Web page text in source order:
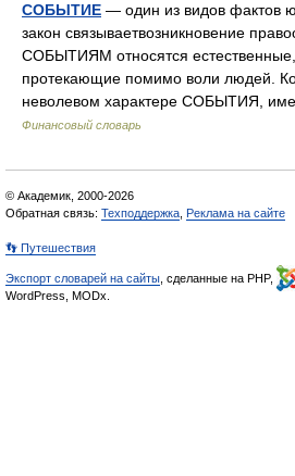
СОБЫТИЕ — один из видов фактов
закон связываетвозникновение
СОБЫТИЯМ относятся
протекающие помимо воли людей.
неволевом характере СОБЫТИЯ,
Финансовый словарь
© Академик, 2000-2026
Обратная связь: Техподдержка Реклама на сайте
👣 Путешествия
Экспорт словарей на сайты , сделанные на PHP,
WordPress, MODx.